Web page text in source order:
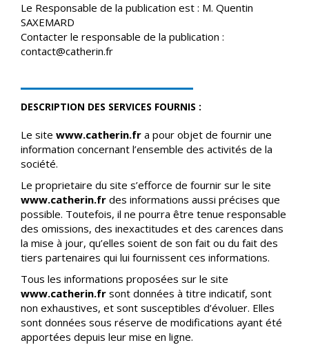
Le Responsable de la publication est : M. Quentin
SAXEMARD
Contacter le responsable de la publication :
contact@catherin.fr
DESCRIPTION DES SERVICES FOURNIS :
Le site www.catherin.fr a pour objet de fournir une
information concernant l’ensemble des activités de la
société.
Le proprietaire du site s’efforce de fournir sur le site
www.catherin.fr des informations aussi précises que
possible. Toutefois, il ne pourra être tenue responsable
des omissions, des inexactitudes et des carences dans
la mise à jour, qu’elles soient de son fait ou du fait des
tiers partenaires qui lui fournissent ces informations.
Tous les informations proposées sur le site
www.catherin.fr sont données à titre indicatif, sont
non exhaustives, et sont susceptibles d’évoluer. Elles
sont données sous réserve de modifications ayant été
apportées depuis leur mise en ligne.